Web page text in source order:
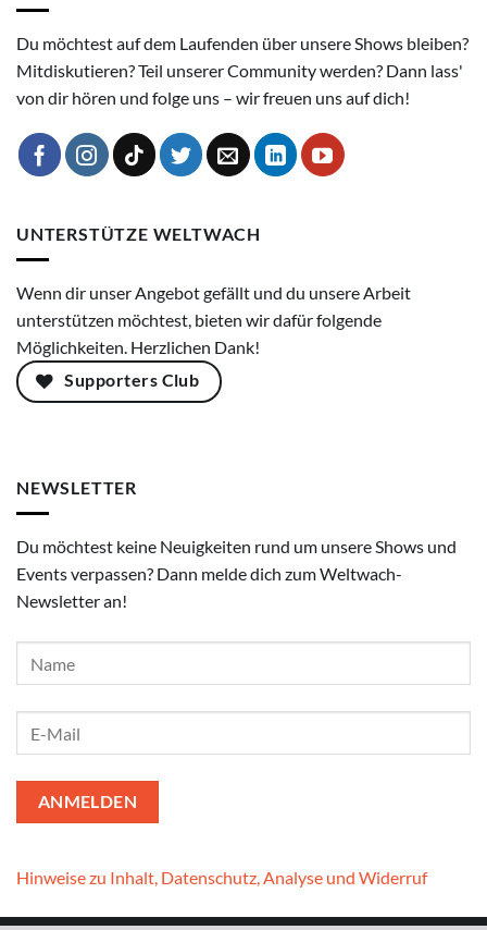
Du möchtest auf dem Laufenden über unsere Shows bleiben?
Mitdiskutieren? Teil unserer Community werden? Dann lass'
von dir hören und folge uns – wir freuen uns auf dich!
UNTERSTÜTZE WELTWACH
Wenn dir unser Angebot gefällt und du unsere Arbeit
unterstützen möchtest, bieten wir dafür folgende
Möglichkeiten. Herzlichen Dank!
Supporters Club
NEWSLETTER
Du möchtest keine Neuigkeiten rund um unsere Shows und
Events verpassen? Dann melde dich zum Weltwach-
Newsletter an!
Hinweise zu Inhalt, Datenschutz, Analyse und Widerruf